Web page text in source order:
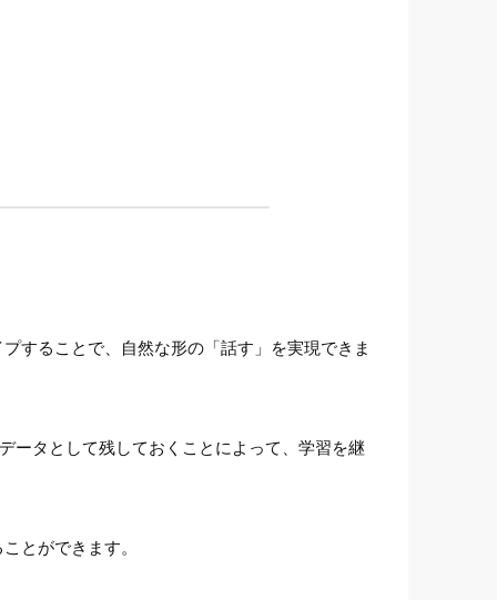
することで、自然な形の「話す」を実現できま
ータとして残しておくことによって、学習を継
とができます。